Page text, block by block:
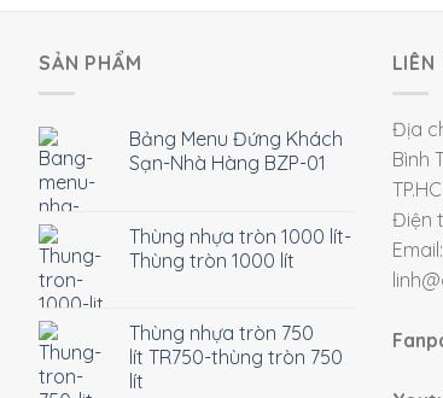
SẢN PHẨM
Bảng Menu Đứng Khách
Sạn-Nhà Hàng BZP-01
Thùng nhựa tròn 1000 lít-
Thùng tròn 1000 lít
Thùng nhựa tròn 750
lít TR750-thùng tròn 750
lít
LIÊN
Địa
Bình
Điện
Email: